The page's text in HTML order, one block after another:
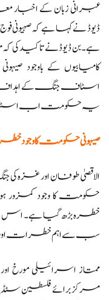
عبرانی زبان کے اخبار
ہے۔ بن ڈیوڈ نے تاکید
کامیابیوں کے باوجود
اسٹاف جنگ کے اہداف
یہ حکومت اب
صیہونی حکومت کا
الاقصیٰ طوفان اور غزہ کی
حکومت کا وجود کمزور
خطرہ بڑھ گیا ہے۔ اس
سب سے اہم خطرات
ممتاز اسرائیلی مورخ
مرکز برائے فلسطین سٹڈیز